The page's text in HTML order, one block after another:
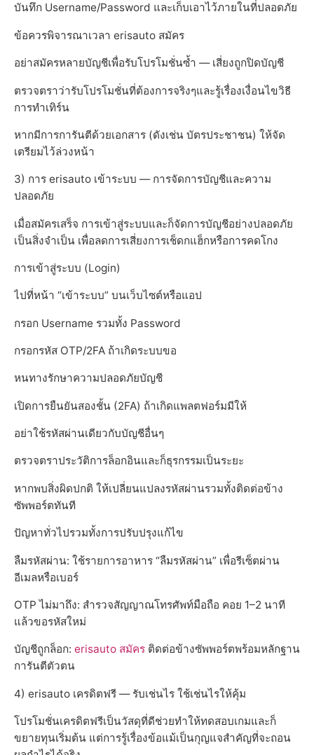
บันทึก Username/Password และเก็บเอาไว้ภายในที่ปลอดภัย
ข้อควรพิจารณาเวลา erisauto สมัคร
อย่าสมัครหลายบัญชีเพื่อรับโปรโมชั่นซ้ำ — เสี่ยงถูกปิดบัญชี
ตรวจตราว่ารับโปรโมชั่นที่ต้องการจริงๆและรู้เรื่องเงื่อนไขวิธี
การทำเทิร์น
หากมีการการันตีด้วยเอกสาร (ดังเช่น บัตรประชาชน) ให้จัด
เตรียมไว้ล่วงหน้า
3) การ erisauto เข้าระบบ — การจัดการบัญชีและความ
ปลอดภัย
เมื่อสมัครเสร็จ การเข้าสู่ระบบและก็จัดการบัญชีอย่างปลอดภัย
เป็นสิ่งจำเป็น เพื่อลดการเสี่ยงการเช็ดกแฮ็กหรือการคดโกง
การเข้าสู่ระบบ (Login)
ไปที่หน้า “เข้าระบบ” บนเว็บไซต์หรือแอป
กรอก Username รวมทั้ง Password
กรอกรหัส OTP/2FA ถ้าเกิดระบบขอ
หนทางรักษาความปลอดภัยบัญชี
เปิดการยืนยันสองชั้น (2FA) ถ้าเกิดแพลตฟอร์มมีให้
อย่าใช้รหัสผ่านเดียวกับบัญชีอื่นๆ
ตรวจตราประวัติการล็อกอินและก็ธุรกรรมเป็นระยะ
หากพบสิ่งผิดปกติ ให้เปลี่ยนแปลงรหัสผ่านรวมทั้งติดต่อข้าง
ซัพพอร์ตทันที
ปัญหาทั่วไปรวมทั้งการปรับปรุงแก้ไข
ลืมรหัสผ่าน: ใช้รายการอาหาร “ลืมรหัสผ่าน” เพื่อรีเซ็ตผ่าน
อีเมลหรือเบอร์
OTP ไม่มาถึง: สำรวจสัญญาณโทรศัพท์มือถือ คอย 1–2 นาที
แล้วขอรหัสใหม่
บัญชีถูกล็อก: erisauto สมัคร ติดต่อข้างซัพพอร์ตพร้อมหลักฐาน
การันตีตัวตน
4) erisauto เครดิตฟรี — รับเช่นไร ใช้เช่นไรให้คุ้ม
โปรโมชั่นเครดิตฟรีเป็นวัสดุที่ดีช่วยทำให้ทดสอบเกมและก็
ขยายทุนเริ่มต้น แต่การรู้เรื่องข้อแม้เป็นกุญแจสำคัญที่จะถอน